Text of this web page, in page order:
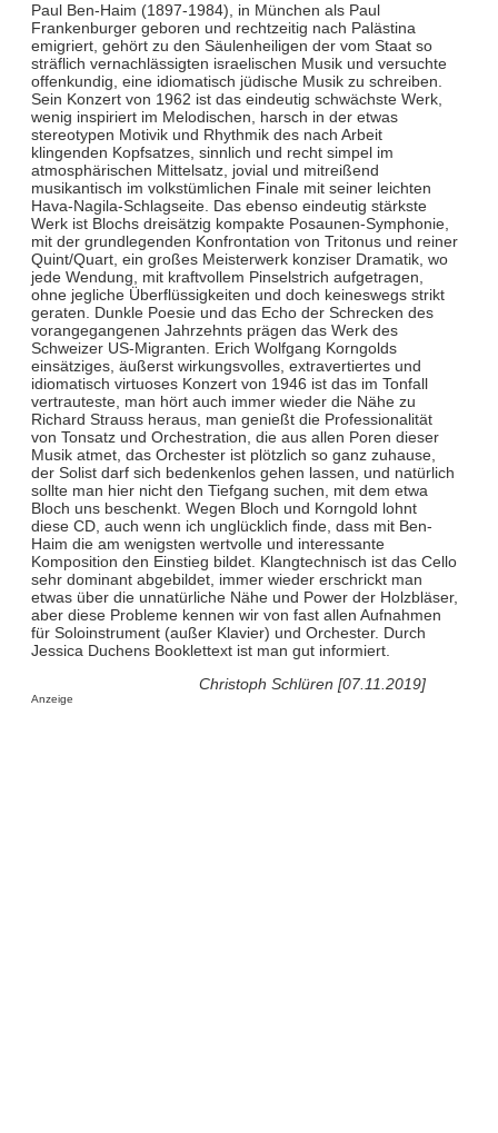
Paul Ben-Haim (1897-1984), in München als Paul
Frankenburger geboren und rechtzeitig nach Palästina
emigriert, gehört zu den Säulenheiligen der vom Staat so
sträflich vernachlässigten israelischen Musik und versuchte
offenkundig, eine idiomatisch jüdische Musik zu schreiben.
Sein Konzert von 1962 ist das eindeutig schwächste Werk,
wenig inspiriert im Melodischen, harsch in der etwas
stereotypen Motivik und Rhythmik des nach Arbeit
klingenden Kopfsatzes, sinnlich und recht simpel im
atmosphärischen Mittelsatz, jovial und mitreißend
musikantisch im volkstümlichen Finale mit seiner leichten
Hava-Nagila-Schlagseite. Das ebenso eindeutig stärkste
Werk ist Blochs dreisätzig kompakte Posaunen-Symphonie,
mit der grundlegenden Konfrontation von Tritonus und reiner
Quint/Quart, ein großes Meisterwerk konziser Dramatik, wo
jede Wendung, mit kraftvollem Pinselstrich aufgetragen,
ohne jegliche Überflüssigkeiten und doch keineswegs strikt
geraten. Dunkle Poesie und das Echo der Schrecken des
vorangegangenen Jahrzehnts prägen das Werk des
Schweizer US-Migranten. Erich Wolfgang Korngolds
einsätziges, äußerst wirkungsvolles, extravertiertes und
idiomatisch virtuoses Konzert von 1946 ist das im Tonfall
vertrauteste, man hört auch immer wieder die Nähe zu
Richard Strauss heraus, man genießt die Professionalität
von Tonsatz und Orchestration, die aus allen Poren dieser
Musik atmet, das Orchester ist plötzlich so ganz zuhause,
der Solist darf sich bedenkenlos gehen lassen, und natürlich
sollte man hier nicht den Tiefgang suchen, mit dem etwa
Bloch uns beschenkt. Wegen Bloch und Korngold lohnt
diese CD, auch wenn ich unglücklich finde, dass mit Ben-
Haim die am wenigsten wertvolle und interessante
Komposition den Einstieg bildet. Klangtechnisch ist das Cello
sehr dominant abgebildet, immer wieder erschrickt man
etwas über die unnatürliche Nähe und Power der Holzbläser,
aber diese Probleme kennen wir von fast allen Aufnahmen
für Soloinstrument (außer Klavier) und Orchester. Durch
Jessica Duchens Booklettext ist man gut informiert.
Christoph Schlüren [07.11.2019]
Anzeige